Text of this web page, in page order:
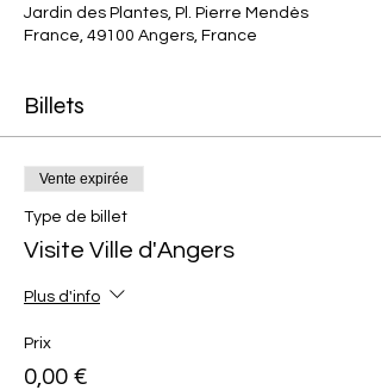
Jardin des Plantes, Pl. Pierre Mendès
France, 49100 Angers, France
Billets
Vente expirée
Type de billet
Visite Ville d'Angers
Plus d'info
Prix
0,00 €